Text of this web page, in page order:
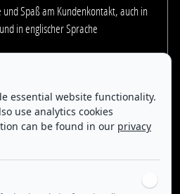
Spaß am Kundenkontakt, auch in
in englischer Sprache
und analytische
wären wünschenswert wird aber
Zusammenarbeit interessiert?
Bitte schicken Sie Ihre
essential website functionality.
use analytics cookies
can be found in our privacy